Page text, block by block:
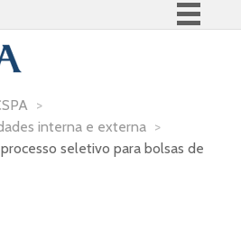
Acesso à informação
Legislação
>
interna e externa >
seletivo para bolsas de